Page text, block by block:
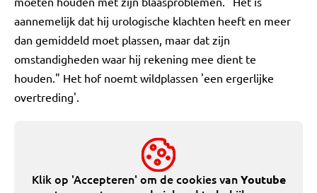
aannemelijk dat hij urologische klachten heeft en meer
dan gemiddeld moet plassen, maar dat zijn
omstandigheden waar hij rekening mee dient te
houden." Het hof noemt wildplassen 'een ergerlijke
overtreding'.
Klik op 'Accepteren' om de cookies vanYoutube